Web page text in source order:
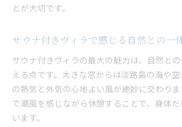
とが大切です。
サウナ付きヴィラで感じる自然との一
サウナ付きヴィラの最大の魅力は、自然と
える点です。大きな窓からは淡路島の海や
の熱気と外気の心地よい風が絶妙に交わり
で潮風を感じながら休憩することで、身体
います。